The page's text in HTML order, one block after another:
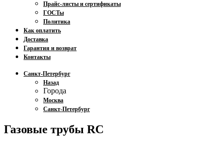
Прайс-листы и сертификаты
ГОСТы
Политика
Как оплатить
Доставка
Гарантия и возврат
Контакты
Санкт-Петербург
Назад
Города
Москва
Санкт-Петербург
Газовые трубы RC